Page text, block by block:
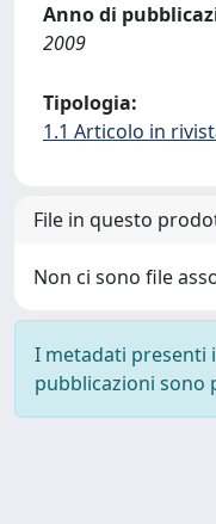
Anno di
2009
Tipologia:
1.1 Articolo in
File in questo
Non ci sono file
I metadati presenti
pubblicazioni sono